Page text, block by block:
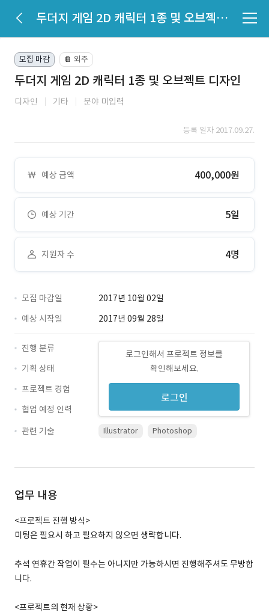
두더지 게임 2D 캐릭터 1종 및 오브젝트 디자인
모집 마감 📔 외주
두더지 게임 2D 캐릭터 1종 및 오브젝트 디자인
디자인 기타 분야 미입력
등록 일자 2017.09.27.
예상 금액 400,000원
예상 기간 5일
지원자 수 4명
모집 마감일
2017년 10월 02일
예상 시작일
2017년 09월 28일
로그인해서 프로젝트 정보를
확인해보세요.
로그인
진행 분류
기획 상태
프로젝트 경험
협업 예정 인력
관련 기술
Illustrator Photoshop
업무 내용
<프로젝트 진행 방식>
미팅은 필요시 하고 필요하지 않으면 생략합니다.
추석 연휴간 작업이 필수는 아니지만 가능하시면 진행해주셔도 무방합
니다.
<프로젝트의 현재 상황>